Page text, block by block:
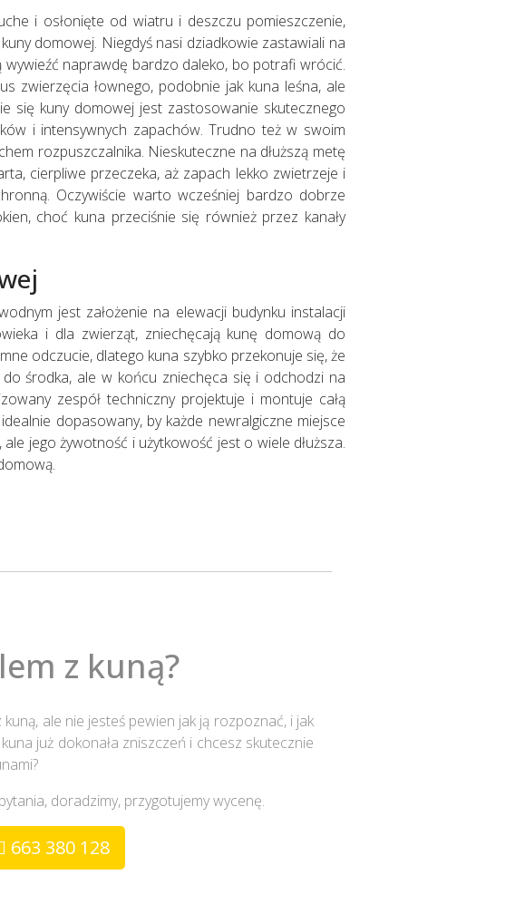
i osłonięte od wiatru i deszczu pomieszczenie,
domowej. Niegdyś nasi dziadkowie zastawiali na
wywieźć naprawdę bardzo daleko, bo potrafi wrócić.
zwierzęcia łownego, podobnie jak kuna leśna, ale
się kuny domowej jest zastosowanie skutecznego
i intensywnych zapachów. Trudno też w swoim
rozpuszczalnika. Nieskuteczne na dłuższą metę
cierpliwe przeczeka, aż zapach lekko zwietrzeje i
Oczywiście warto wcześniej bardzo dobrze
choć kuna przeciśnie się również przez kanały
jest założenie na elewacji budynku instalacji
i dla zwierząt, zniechęcają kunę domową do
odczucie, dlatego kuna szybko przekonuje się, że
środka, ale w końcu zniechęca się i odchodzi na
zespół techniczny projektuje i montuje całą
dopasowany, by każde newralgiczne miejsce
jego żywotność i użytkowość jest o wiele dłuższa.
z kuną?
ale nie jesteś pewien jak ją rozpoznać, i jak
już dokonała zniszczeń i chcesz skutecznie
doradzimy, przygotujemy wycenę.
663 380 128